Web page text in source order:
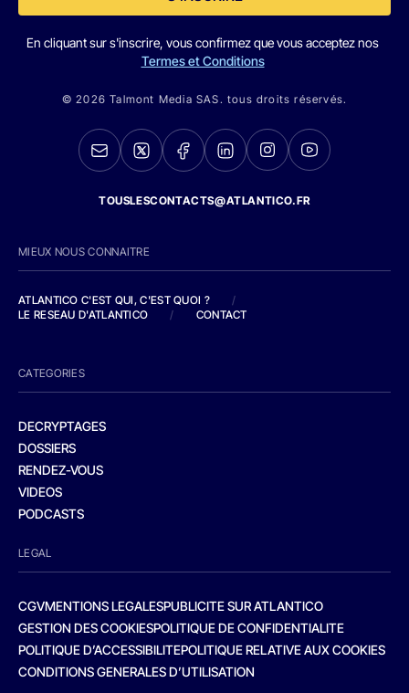
En cliquant sur s'inscrire, vous confirmez que vous acceptez nos
Termes et Conditions
© 2026 Talmont Media SAS. tous droits réservés.
TOUSLESCONTACTS@ATLANTICO.FR
MIEUX NOUS CONNAITRE
ATLANTICO C'EST QUI, C'EST QUOI ?
/
LE RESEAU D'ATLANTICO
/ CONTACT
CATEGORIES
DECRYPTAGES
DOSSIERS
RENDEZ-VOUS
VIDEOS
PODCASTS
LEGAL
CGVMENTIONS LEGALESPUBLICITE SUR ATLANTICO
GESTION DES COOKIESPOLITIQUE DE CONFIDENTIALITE
POLITIQUE D’ACCESSIBILITEPOLITIQUE RELATIVE AUX COOKIES
CONDITIONS GENERALES D’UTILISATION